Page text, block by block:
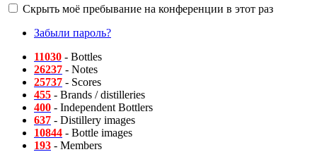
Скрыть моё пребывание на конференции в этот раз
Забыли пароль?
11030 - Bottles
26237 - Notes
25737 - Scores
455 - Brands / distilleries
400 - Independent Bottlers
637 - Distillery images
10844 - Bottle images
193 - Members